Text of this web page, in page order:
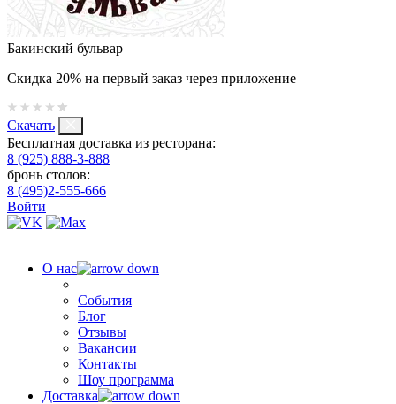
Бакинский бульвар
Скидка 20% на первый заказ через приложение
Скачать
Бесплатная доставка из ресторана:
8 (925) 888-3-888
бронь столов:
8 (495)2-555-666
Войти
О нас
События
Блог
Отзывы
Вакансии
Контакты
Шоу программа
Доставка